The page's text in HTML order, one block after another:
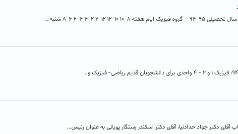
۱۲ ۱۲-۲ ۲-۴ ۴-۶ ۶-۸ شنبه...
دکتر جواد حدادنیا، آقای دکتر اسکندر رستگار پویانی به عنوان رئیس...